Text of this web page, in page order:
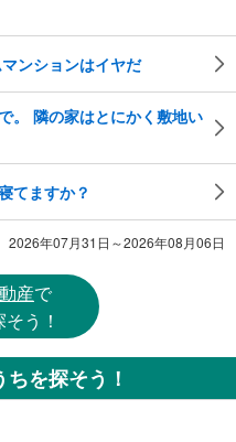
ンションはイヤだ
。 隣の家はとにかく敷地い
てますか？
2026年07月31日～2026年08月06日
産で
う！
を探そう！